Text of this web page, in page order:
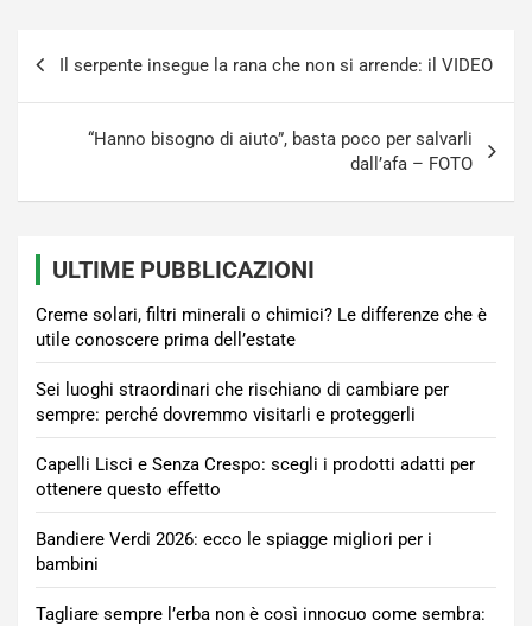
articoli
Il serpente insegue la rana che non si arrende: il VIDEO
“Hanno bisogno di aiuto”, basta poco per salvarli
dall’afa – FOTO
ULTIME PUBBLICAZIONI
Creme solari, filtri minerali o chimici? Le differenze che è
utile conoscere prima dell’estate
Sei luoghi straordinari che rischiano di cambiare per
sempre: perché dovremmo visitarli e proteggerli
Capelli Lisci e Senza Crespo: scegli i prodotti adatti per
ottenere questo effetto
Bandiere Verdi 2026: ecco le spiagge migliori per i
bambini
Tagliare sempre l’erba non è così innocuo come sembra: